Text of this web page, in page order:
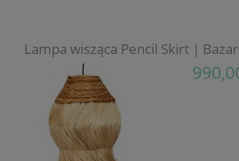
Lampa wisząca Pencil Skirt |